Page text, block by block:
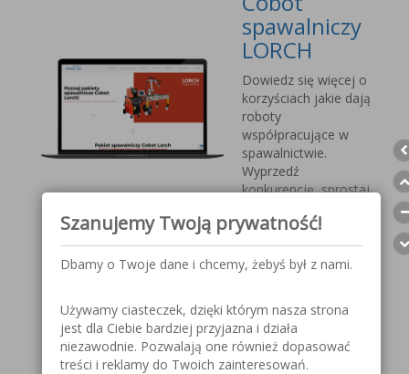
spawalniczy
LORCH
Dowiedz się więcej o
korzyściach jakie dają
roboty
współpracujące w
spawalnictwie.
Wyprzedź
konkurencję, sprostaj
wyzwaniom.
Przyłbica
spawalnicza
V1000 MOST
Szczegółowe
Szanujemy Twoją prywatność!
Dbamy o Twoje dane i chcemy, żebyś był z nami.
Używamy ciasteczek, dzięki którym nasza strona
jest dla Ciebie bardziej przyjazna i działa
niezawodnie. Pozwalają one również dopasować
treści i reklamy do Twoich zainteresowań.